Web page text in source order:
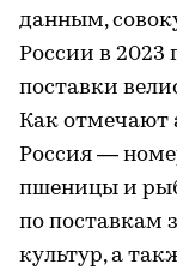
данным,
России в 2023
поставки
Как отмечают
Россия —
пшеницы и
по поставкам
культур, а